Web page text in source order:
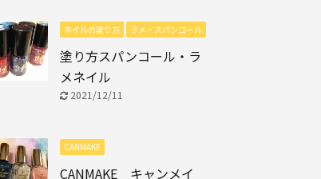
ネイルの塗り方 ラメ・スパンコール
塗り方スパンコール・ラ
メネイル
2021/12/11
CANMAKE
CANMAKE キャンメイ